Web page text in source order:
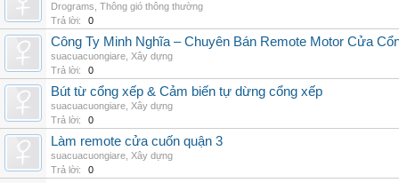
Drograms Thông gió thông thường
Trả lời:
0
Công Ty Minh Nghĩa – Chuyên Bán Remote Motor Cửa
suacuacuongiare Xây dựng
Trả lời:
0
Bút từ cổng xếp & Cảm biến tự dừng cổng xếp
suacuacuongiare Xây dựng
Trả lời:
0
Làm remote cửa cuốn quận 3
suacuacuongiare Xây dựng
Trả lời:
0